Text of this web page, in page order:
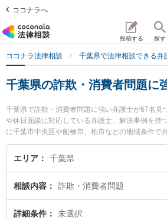
ココナラへ
投稿する 探す
ココナラ法律相談 千葉県で法律相談できる弁
千葉県の詐欺・消費者問題に
千葉県で詐欺・消費者問題に強い弁護士が67名見
や休日面談に対応している弁護士、解決事例を持
に千葉市中央区や船橋市、柏市などの地域条件で
詐欺や副業詐欺、FX詐欺等の細かな分野での絞
にあらた国際法律事務所の沼倉 悠弁護士やSfil法
問題のトラブルを今すぐに弁護士に相談したい』
ル解決の実績豊富な近くの弁護士を検索したい』
者問題を法律相談できる千葉県内の弁護士に相談
エリア 千葉県
相談内容 詐欺・消費者問題
詳細条件 未選択